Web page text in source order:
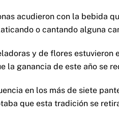
acudieron con la bebida
o cantando alguna
y de flores
la ganancia de este año se
en los más de siete
que esta tradición se